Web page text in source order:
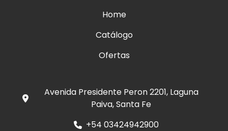
Home
Catálogo
Ofertas
Avenida Presidente Peron 2201, Laguna
Paiva, Santa Fe
+54 03424942900